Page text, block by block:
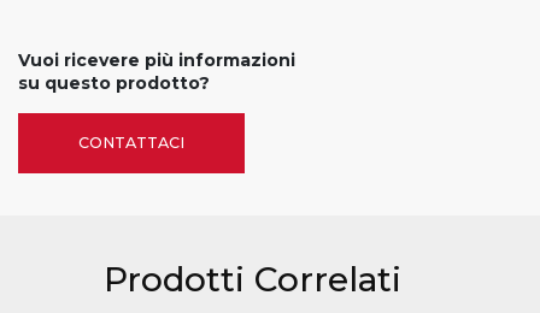
Vuoi ricevere più informazioni
su questo prodotto?
CONTATTACI
Prodotti Correlati